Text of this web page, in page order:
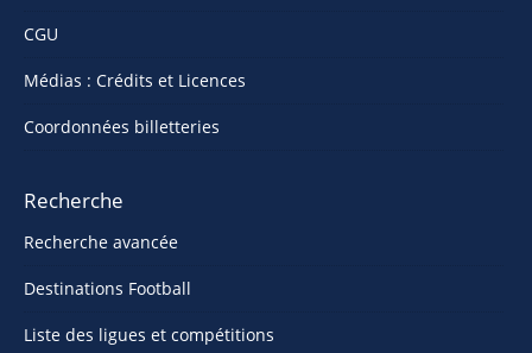
CGU
Médias : Crédits et Licences
Coordonnées billetteries
Recherche
Recherche avancée
Destinations Football
Liste des ligues et compétitions